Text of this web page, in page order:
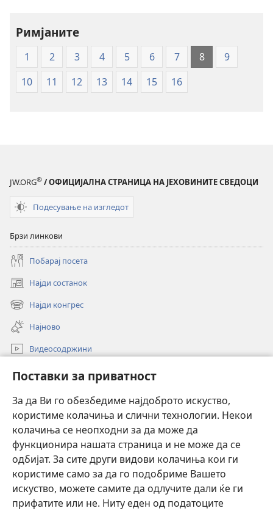
Поставки за приватност
За да Ви го обезбедиме најдоброто искуство,
користиме колачиња и слични технологии. Некои
колачиња се неопходни за да може да
функционира нашата страница и не може да се
одбијат. За сите други видови колачиња кои ги
користиме само за да го подобриме Вашето
искуство, можете самите да одлучите дали ќе ги
прифатите или не. Ниту еден од податоците
писмо
—
Римјаните
1 2 3 4 5 6 7 8
9
10
11 12 13 14 15 16
JW.ORG® / ОФИЦИЈАЛНА СТРАНИЦА НА ЈЕХОВИНИТЕ СВЕДОЦИ
Подесување на изгледот
Брзи линкови
Побарај посета
Најди состанок
(opens
new
window)
Најди конгрес
(opens
new
window)
Најново
Видеосодржини
(opens
new
window)ОНЛАЈН БИБЛИОТЕКА Watchtower™
(opens
new
window)JW Hub
(opens
new